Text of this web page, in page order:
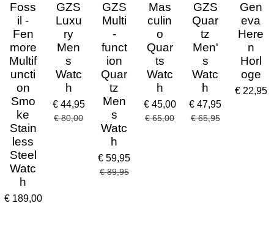
Foss
il -
Fen
more
Multif
uncti
on
Smo
ke
Stain
less
Steel
Watc
h
€ 189,00
GZS
Luxu
ry
Men
s
Watc
h
€ 44,95
€ 80,00
GZS
Multi
-
funct
ion
Quar
tz
Men
s
Watc
h
€ 59,95
€ 89,95
Mas
culin
o
Quar
ts
Watc
h
€ 45,00
€ 65,00
GZS
Quar
tz
Men'
s
Watc
h
€ 47,95
€ 65,95
Gen
eva
Here
n
Horl
oge
€ 22,95